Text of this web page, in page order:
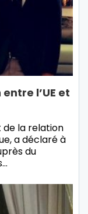
l’UE et
de la relation
a déclaré à
du